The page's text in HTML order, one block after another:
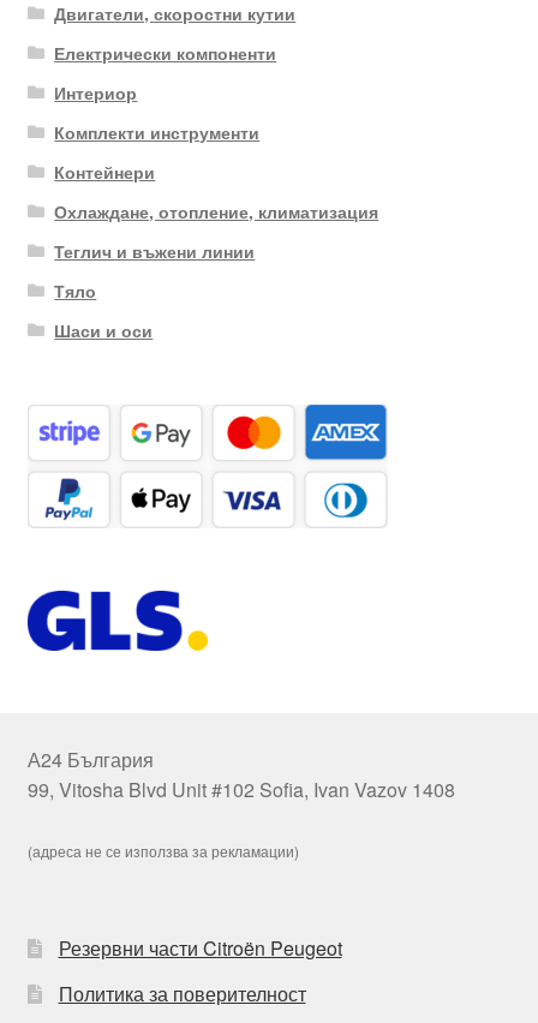
Двигатели, скоростни кутии
Електрически компоненти
Интериор
Комплекти инструменти
Контейнери
Охлаждане, отопление, климатизация
Теглич и въжени линии
Тяло
Шаси и оси
А24 България
99, Vitosha Blvd Unit #102 Sofia, Ivan Vazov 1408
(адреса не се използва за рекламации)
Резервни части Citroën Peugeot
Политика за поверителност